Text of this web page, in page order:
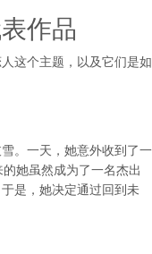
作品
这个主题，以及它们是如
。一天，她意外收到了一
她虽然成为了一名杰出
是，她决定通过回到未